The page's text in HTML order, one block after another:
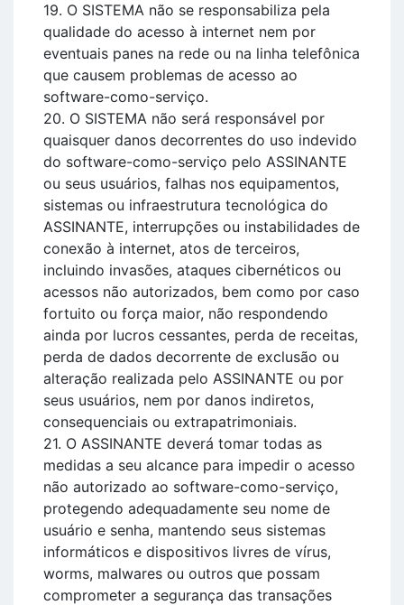
19. O SISTEMA não se responsabiliza pela
qualidade do acesso à internet nem por
eventuais panes na rede ou na linha telefônica
que causem problemas de acesso ao
software-como-serviço.
20. O SISTEMA não será responsável por
quaisquer danos decorrentes do uso indevido
do software-como-serviço pelo ASSINANTE
ou seus usuários, falhas nos equipamentos,
sistemas ou infraestrutura tecnológica do
ASSINANTE, interrupções ou instabilidades de
conexão à internet, atos de terceiros,
incluindo invasões, ataques cibernéticos ou
acessos não autorizados, bem como por caso
fortuito ou força maior, não respondendo
ainda por lucros cessantes, perda de receitas,
perda de dados decorrente de exclusão ou
alteração realizada pelo ASSINANTE ou por
seus usuários, nem por danos indiretos,
consequenciais ou extrapatrimoniais.
21. O ASSINANTE deverá tomar todas as
medidas a seu alcance para impedir o acesso
não autorizado ao software-como-serviço,
protegendo adequadamente seu nome de
usuário e senha, mantendo seus sistemas
informáticos e dispositivos livres de vírus,
worms, malwares ou outros que possam
comprometer a segurança das transações